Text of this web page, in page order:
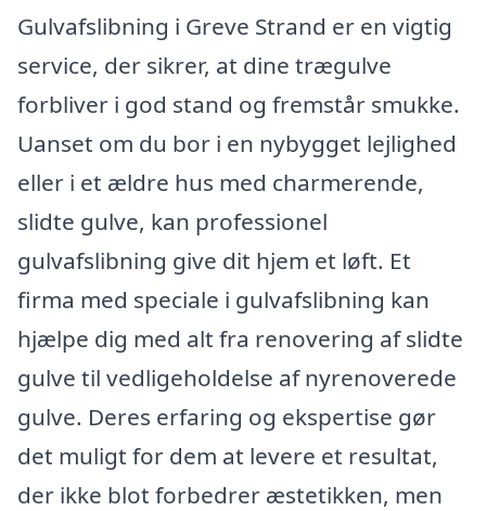
Gulvafslibning i Greve Strand er en vigtig
service, der sikrer, at dine trægulve
forbliver i god stand og fremstår smukke.
Uanset om du bor i en nybygget lejlighed
eller i et ældre hus med charmerende,
slidte gulve, kan professionel
gulvafslibning give dit hjem et løft. Et
firma med speciale i gulvafslibning kan
hjælpe dig med alt fra renovering af slidte
gulve til vedligeholdelse af nyrenoverede
gulve. Deres erfaring og ekspertise gør
det muligt for dem at levere et resultat,
der ikke blot forbedrer æstetikken, men